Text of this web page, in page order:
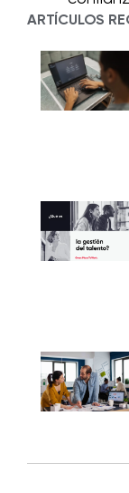
ARTÍCULOS